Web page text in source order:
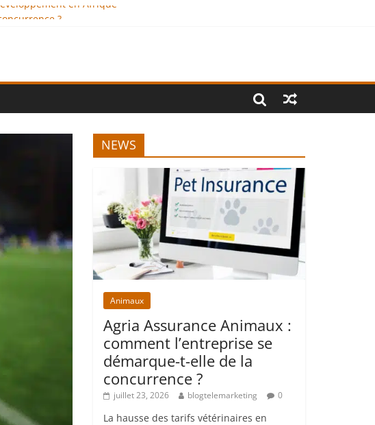
en Afrique
NEWS
Animaux
Agria Assurance Animaux :
comment l’entreprise se
démarque-t-elle de la
concurrence ?
juillet 23, 2026 blogtelemarketing 0
La hausse des tarifs vétérinaires en